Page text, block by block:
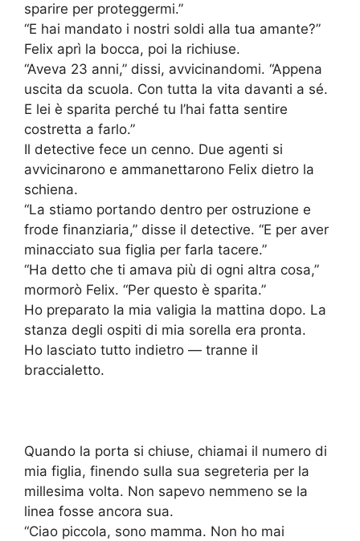
sparire per proteggermi.”
“E hai mandato i nostri soldi alla tua amante?”
Felix aprì la bocca, poi la richiuse.
“Aveva 23 anni,” dissi, avvicinandomi. “Appena
uscita da scuola. Con tutta la vita davanti a sé.
E lei è sparita perché tu l’hai fatta sentire
costretta a farlo.”
Il detective fece un cenno. Due agenti si
avvicinarono e ammanettarono Felix dietro la
schiena.
“La stiamo portando dentro per ostruzione e
frode finanziaria,” disse il detective. “E per aver
minacciato sua figlia per farla tacere.”
“Ha detto che ti amava più di ogni altra cosa,”
mormorò Felix. “Per questo è sparita.”
Ho preparato la mia valigia la mattina dopo. La
stanza degli ospiti di mia sorella era pronta.
Ho lasciato tutto indietro — tranne il
braccialetto.
Quando la porta si chiuse, chiamai il numero di
mia figlia, finendo sulla sua segreteria per la
millesima volta. Non sapevo nemmeno se la
linea fosse ancora sua.
“Ciao piccola, sono mamma. Non ho mai